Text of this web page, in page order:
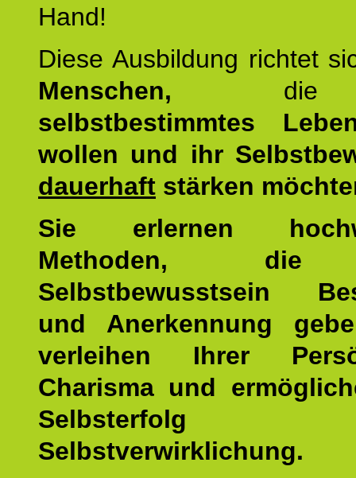
Hand!
Diese Ausbildung richtet
Menschen,
selbstbestimmtes
wollen und ihr
dauerhaft stärken
Sie erlernen
Methoden, die
Selbstbewusstsein
und Anerkennung
verleihen Ihrer
Charisma und
Selbstverwirklichung.